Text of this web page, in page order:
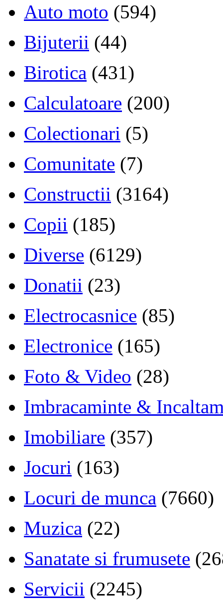
Auto moto (594)
Bijuterii (44)
Birotica (431)
Calculatoare (200)
Colectionari (5)
Comunitate (7)
Constructii (3164)
Copii (185)
Diverse (6129)
Donatii (23)
Electrocasnice (85)
Electronice (165)
Foto & Video (28)
Imbracaminte &
Imobiliare (357)
Jocuri (163)
Locuri de munca (7660)
Muzica (22)
Sanatate si frumusete
Servicii (2245)